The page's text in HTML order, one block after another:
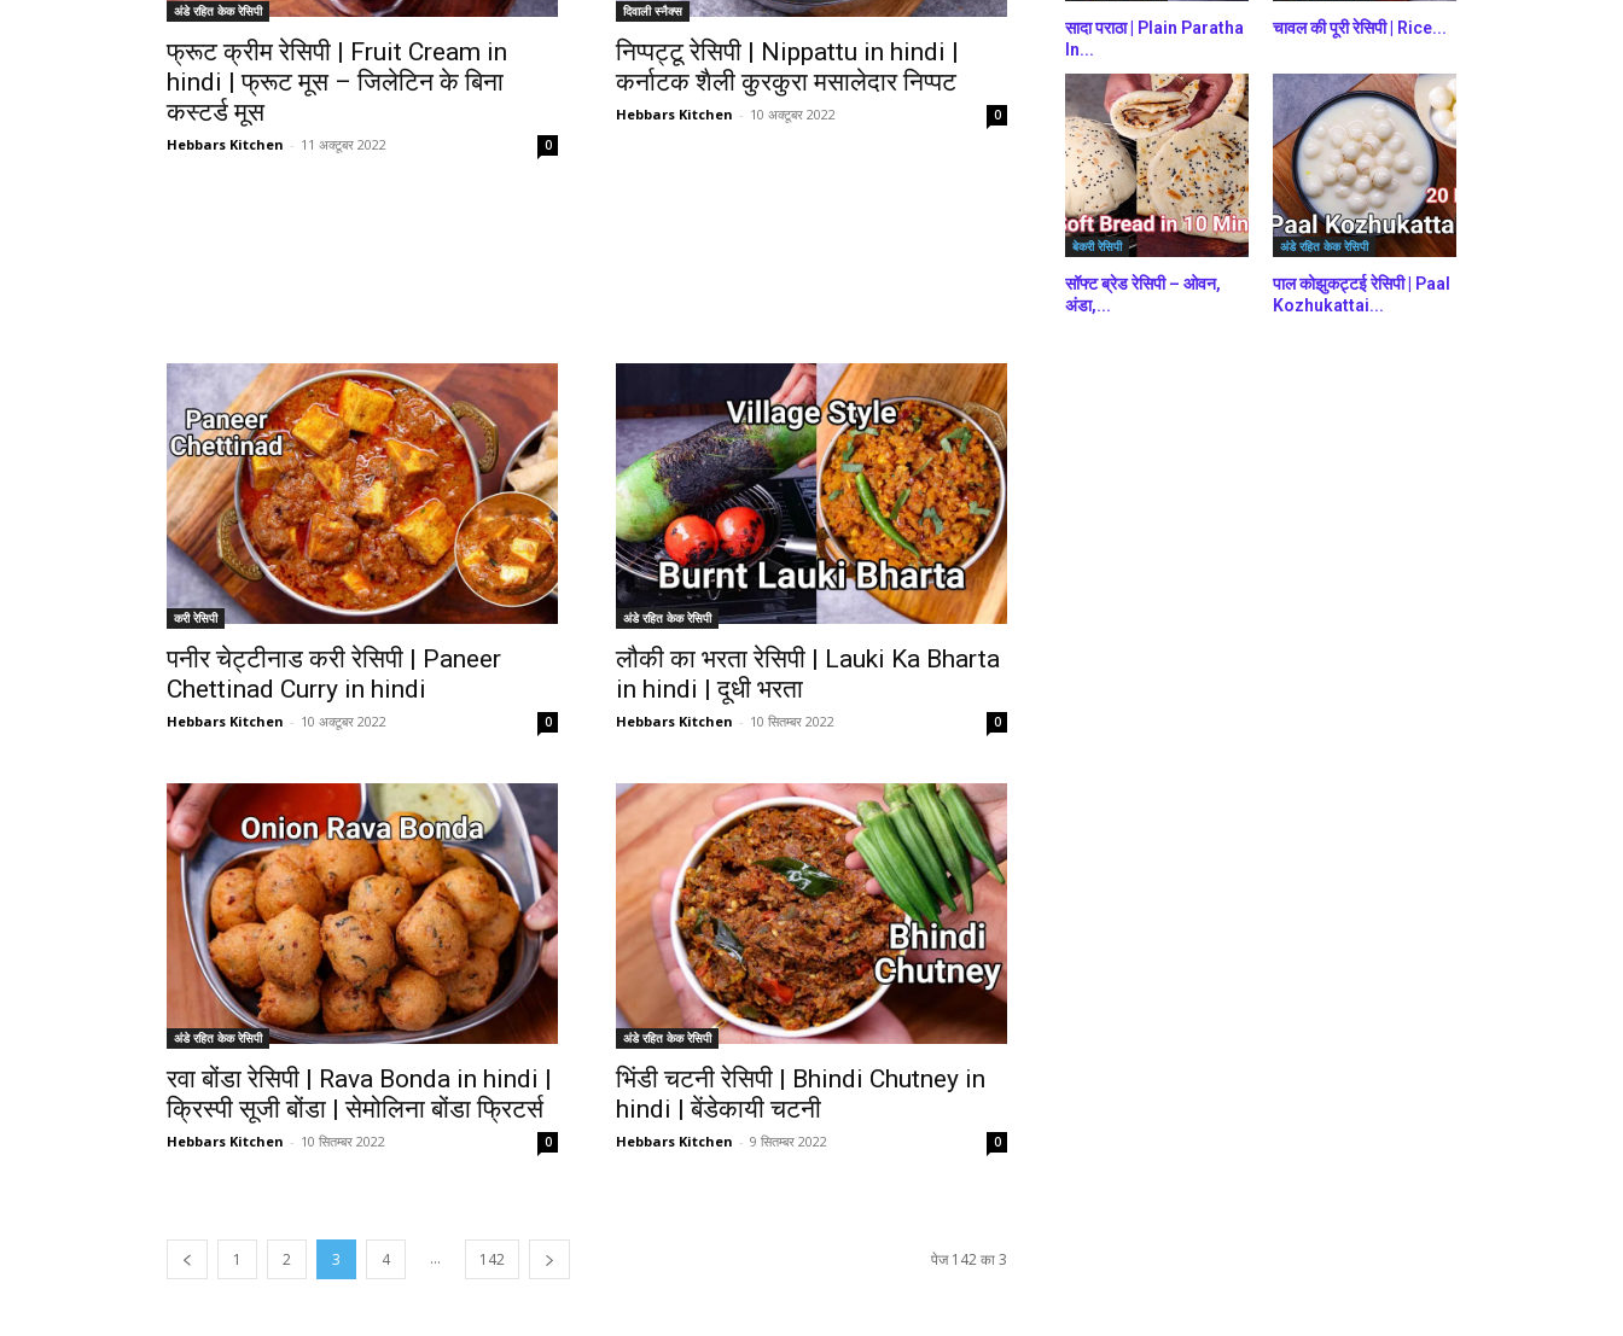
अंडे रहित केक रेसिपी
फ्रूट क्रीम रेसिपी | Fruit Cream in
hindi | फ्रूट मूस – जिलेटिन के बिना
कस्टर्ड मूस
Hebbars Kitchen - 11 अक्टूबर 2022 0
दिवाली स्नैक्स
निप्पट्टू रेसिपी | Nippattu in hindi |
कर्नाटक शैली कुरकुरा मसालेदार निप्पट
Hebbars Kitchen - 10 अक्टूबर 2022 0
करी रेसिपी
पनीर चेट्टीनाड करी रेसिपी | Paneer
Chettinad Curry in hindi
Hebbars Kitchen - 10 अक्टूबर 2022 0
अंडे रहित केक रेसिपी
लौकी का भरता रेसिपी | Lauki Ka Bharta
in hindi | दूधी भरता
Hebbars Kitchen - 10 सितम्बर 2022 0
अंडे रहित केक रेसिपी
रवा बोंडा रेसिपी | Rava Bonda in hindi |
क्रिस्पी सूजी बोंडा | सेमोलिना बोंडा फ्रिटर्स
Hebbars Kitchen - 10 सितम्बर 2022 0
अंडे रहित केक रेसिपी
भिंडी चटनी रेसिपी | Bhindi Chutney in
hindi | बेंडेकायी चटनी
Hebbars Kitchen - 9 सितम्बर 2022 0
1 2 3 4 ... 142 पेज 142 का 3
सादा पराठा | Plain Paratha
In...
चावल की पूरी रेसिपी | Rice...
बेकरी रेसिपी
सॉफ्ट ब्रेड रेसिपी – ओवन,
अंडा,...
अंडे रहित केक रेसिपी
पाल कोझुकट्टई रेसिपी | Paal
Kozhukattai...